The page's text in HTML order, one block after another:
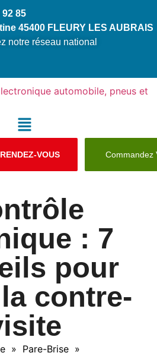
92 85
45400 FLEURY LES AUBRAIS
notre réseau national
RENDEZ-VOUS Commandez
: 7
pour
contre-
» Pare-Brise »